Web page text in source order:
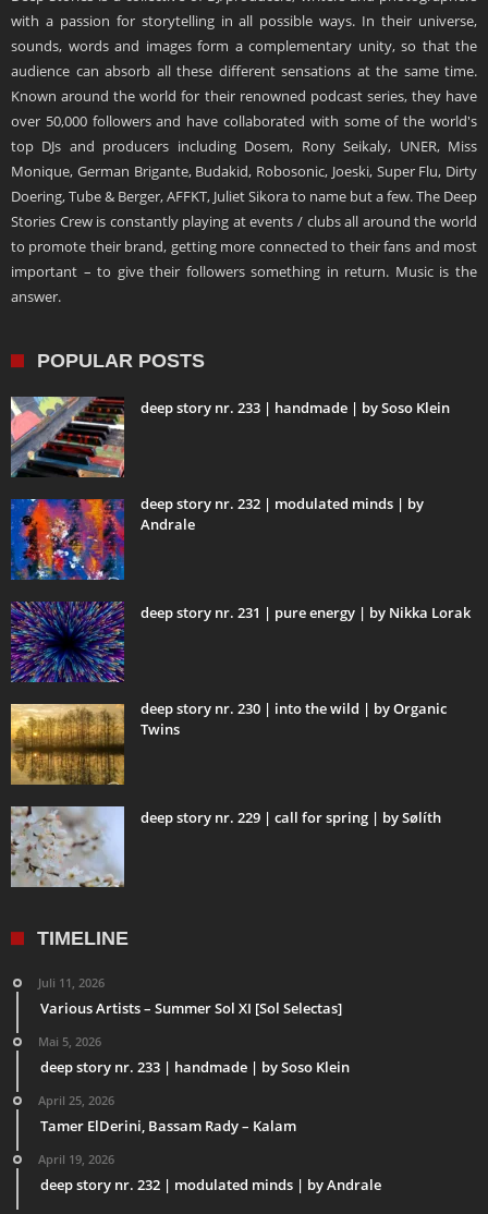
with a passion for storytelling in all possible ways. In their universe,
sounds, words and images form a complementary unity, so that the
audience can absorb all these different sensations at the same time.
Known around the world for their renowned podcast series, they have
over 50,000 followers and have collaborated with some of the world's
top DJs and producers including Dosem, Rony Seikaly, UNER, Miss
Monique, German Brigante, Budakid, Robosonic, Joeski, Super Flu, Dirty
Doering, Tube & Berger, AFFKT, Juliet Sikora to name but a few. The Deep
Stories Crew is constantly playing at events / clubs all around the world
to promote their brand, getting more connected to their fans and most
important – to give their followers something in return. Music is the
answer.
POPULAR POSTS
deep story nr. 233 | handmade | by Soso Klein
deep story nr. 232 | modulated minds | by
Andrale
deep story nr. 231 | pure energy | by Nikka Lorak
deep story nr. 230 | into the wild | by Organic
Twins
deep story nr. 229 | call for spring | by Sølíth
TIMELINE
Juli 11, 2026
Various Artists – Summer Sol XI [Sol Selectas]
Mai 5, 2026
deep story nr. 233 | handmade | by Soso Klein
April 25, 2026
Tamer ElDerini, Bassam Rady – Kalam
April 19, 2026
deep story nr. 232 | modulated minds | by Andrale